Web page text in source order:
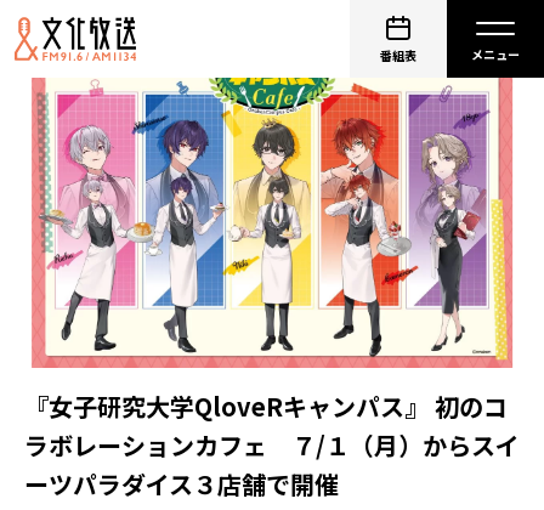
番組表
『女子研究大学QloveRキャンパス』 初のコ
ラボレーションカフェ ７/１（月）からスイ
ーツパラダイス３店舗で開催